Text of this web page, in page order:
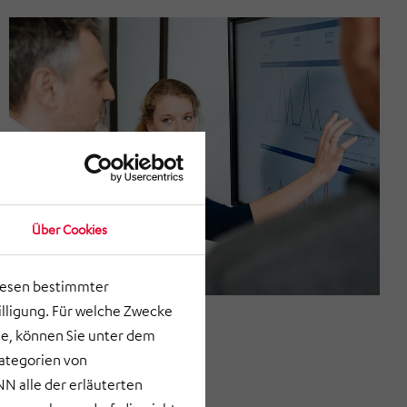
Über Cookies
bestimmter
Für welche Zwecke
können Sie unter dem
von
alle der erläuterten